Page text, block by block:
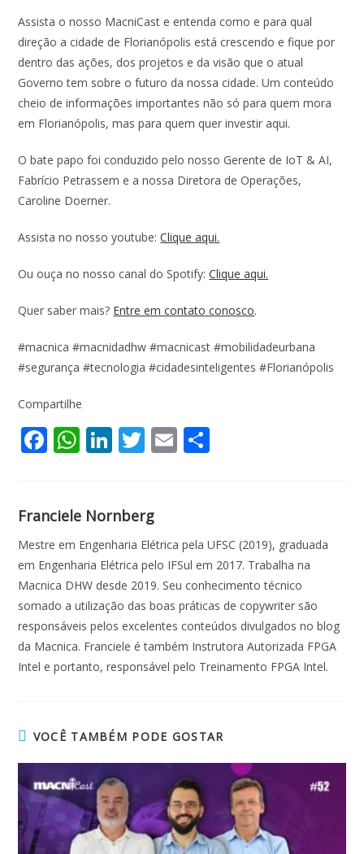
Assista o nosso MacniCast e entenda como e para qual
direção a cidade de Florianópolis está crescendo e fique por
dentro das ações, dos projetos e da visão que o atual
Governo tem sobre o futuro da nossa cidade. Um conteúdo
cheio de informações importantes não só para quem mora
em Florianópolis, mas para quem quer investir aqui.
O bate papo foi conduzido pelo nosso Gerente de IoT & AI,
Fabrício Petrassem e a nossa Diretora de Operações,
Caroline Doerner.
Assista no nosso youtube:Clique aqui.
Ou ouça no nosso canal do Spotify:Clique aqui.
Quer saber mais? Entre em contato conosco.
#macnica #macnidadhw #macnicast #mobilidadeurbana
#segurança #tecnologia #cidadesinteligentes #Florianópolis
Compartilhe
F
ac
b
o
o
k
W
h
s
A
p
p
Li
n
e
dI
n
T
w
er
E
m
Franciele Nornberg
Mestre em Engenharia Elétrica pela UFSC (2019), graduada
em Engenharia Elétrica pelo IFSul em 2017. Trabalha na
Macnica DHW desde 2019. Seu conhecimento técnico
somado a utilização das boas práticas de copywriter são
responsáveis pelos excelentes conteúdos divulgados no blog
da Macnica. Franciele é também Instrutora Autorizada FPGA
Intel e portanto, responsável pelo Treinamento FPGA Intel.
VOCÊ TAMBÉM PODE GOSTAR